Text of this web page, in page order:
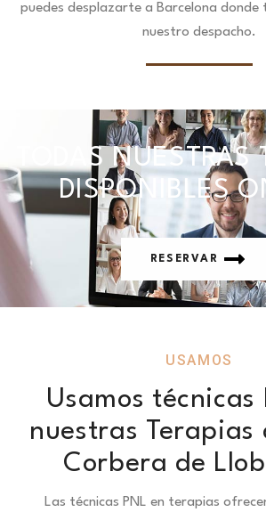
puedes desplazarte a Barcelona donde
nuestro despacho.
TODAS NUESTRAS
DISPONIBLES
RESERVAR
USAMOS
Usamos técnicas
nuestras Terapias
Corbera de
Las técnicas PNL en terapias